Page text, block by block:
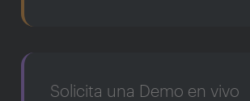
Solicita una Demo en vivo